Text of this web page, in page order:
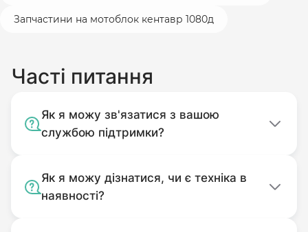
Запчастини на мотоблок кентавр 1080д
Часті питання
Як я можу зв'язатися з вашою
службою підтримки?
Як я можу дізнатися, чи є техніка в
наявності?